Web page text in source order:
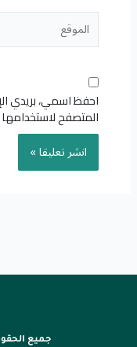
الموقع
احفظ اسمي، بريدي
المتصفح
جميع